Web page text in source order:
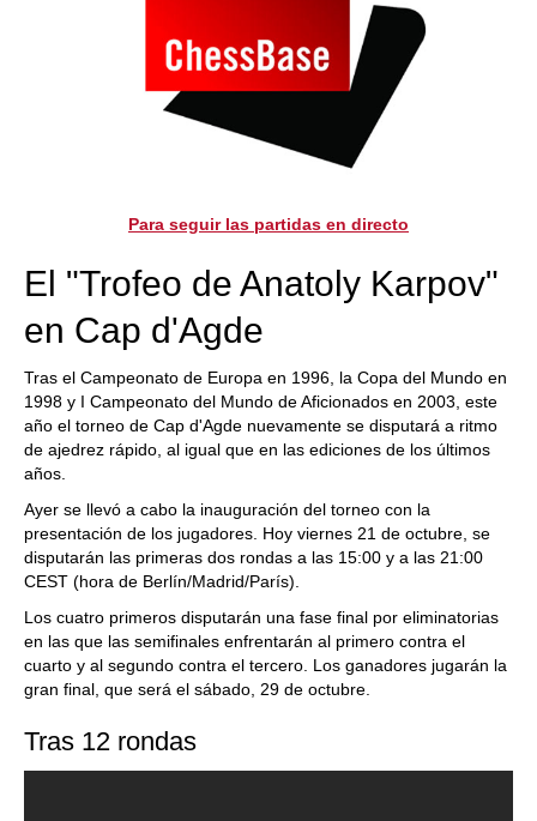
Para seguir las partidas en directo
El "Trofeo de Anatoly Karpov"
en Cap d'Agde
Tras el Campeonato de Europa en 1996, la Copa del Mundo en
1998 y I Campeonato del Mundo de Aficionados en 2003, este
año el torneo de Cap d'Agde nuevamente se disputará a ritmo
de ajedrez rápido, al igual que en las ediciones de los últimos
años.
Ayer se llevó a cabo la inauguración del torneo con la
presentación de los jugadores. Hoy viernes 21 de octubre, se
disputarán las primeras dos rondas a las 15:00 y a las 21:00
CEST (hora de Berlín/Madrid/París).
Los cuatro primeros disputarán una fase final por eliminatorias
en las que las semifinales enfrentarán al primero contra el
cuarto y al segundo contra el tercero. Los ganadores jugarán la
gran final, que será el sábado, 29 de octubre.
Tras 12 rondas